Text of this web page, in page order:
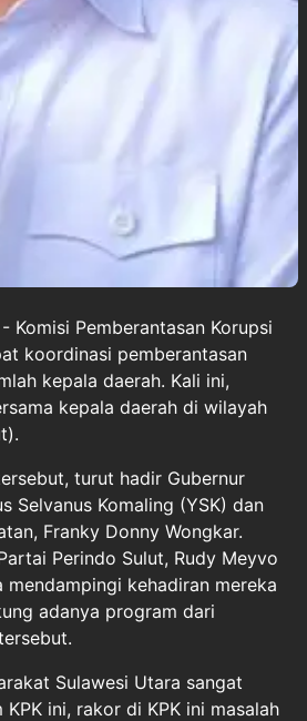
- Komisi Pemberantasan Korupsi
koordinasi pemberantasan
kepala daerah. Kali ini,
kepala daerah di wilayah
turut hadir Gubernur
Selvanus Komaling (YSK) dan
Franky Donny Wongkar.
Perindo Sulut, Rudy Meyvo
mendampingi kehadiran mereka
adanya program dari
Sulawesi Utara sangat
ini, rakor di KPK ini masalah